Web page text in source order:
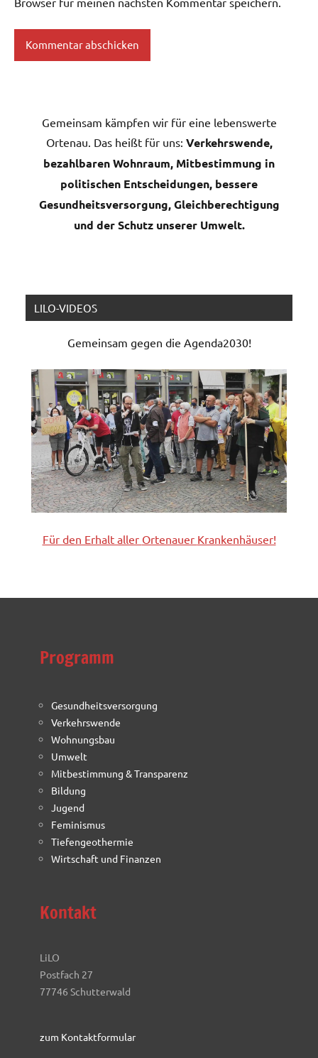
Gemeinsam kämpfen wir für eine lebenswerte
Ortenau. Das heißt für uns: Verkehrswende,
bezahlbaren Wohnraum, Mitbestimmung in
politischen Entscheidungen, bessere
Gesundheitsversorgung, Gleichberechtigung
und der Schutz unserer Umwelt.
LILO-VIDEOS
Gemeinsam gegen die Agenda2030!
Für den Erhalt aller Ortenauer Krankenhäuser!
Programm
Gesundheitsversorgung
Verkehrswende
Wohnungsbau
Umwelt
Mitbestimmung & Transparenz
Bildung
Jugend
Feminismus
Tiefengeothermie
Wirtschaft und Finanzen
Kontakt
LiLO
Postfach 27
77746 Schutterwald
zum Kontaktformular